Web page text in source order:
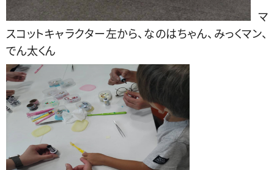
マ
スコットキャラクター左から、なのはちゃん、みっくマン、
でん太くん